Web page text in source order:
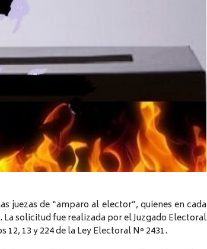
juezas de “amparo al elector”, quienes en cada
solicitud fue realizada por el Juzgado Electoral
13 y 224 de la Ley Electoral N° 2431.